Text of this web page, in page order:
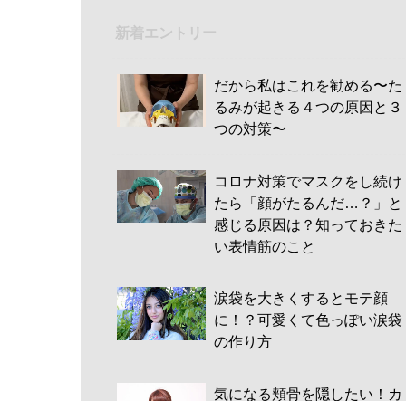
新着エントリー
だから私はこれを勧める〜た
るみが起きる４つの原因と３
つの対策〜
コロナ対策でマスクをし続け
たら「顔がたるんだ…？」と
感じる原因は？知っておきた
い表情筋のこと
涙袋を大きくするとモテ顔
に！？可愛くて色っぽい涙袋
の作り方
気になる頬骨を隠したい！カ